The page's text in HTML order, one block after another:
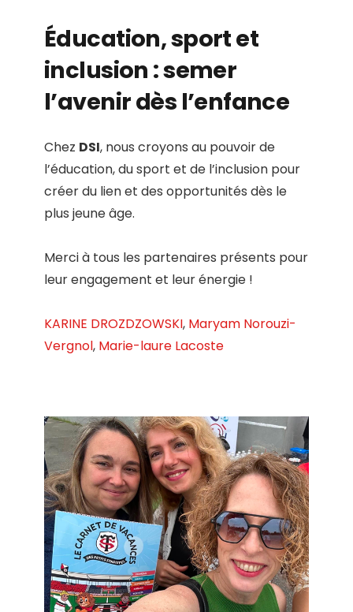
Éducation, sport et
inclusion : semer
l’avenir dès l’enfance
Chez DSI, nous croyons au pouvoir de
l’éducation, du sport et de l’inclusion pour
créer du lien et des opportunités dès le
plus jeune âge.
Merci à tous les partenaires présents pour
leur engagement et leur énergie !
KARINE DROZDZOWSKI, Maryam Norouzi-
Vergnol, Marie-laure Lacoste